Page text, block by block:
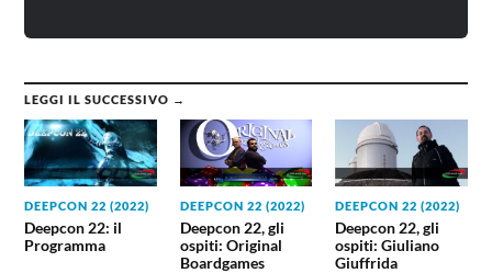
LEGGI IL SUCCESSIVO →
DEEPCON 22 (2022)
Deepcon 22: il
Programma
DEEPCON 22 (2022)
Deepcon 22, gli
ospiti: Original
Boardgames
DEEPCON 22 (2022)
Deepcon 22, gli
ospiti: Giuliano
Giuffrida